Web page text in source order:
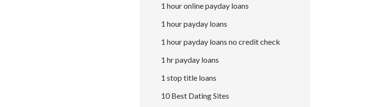
1 hour online payday loans
1 hour payday loans
1 hour payday loans no credit check
1 hr payday loans
1 stop title loans
10 Best Dating Sites